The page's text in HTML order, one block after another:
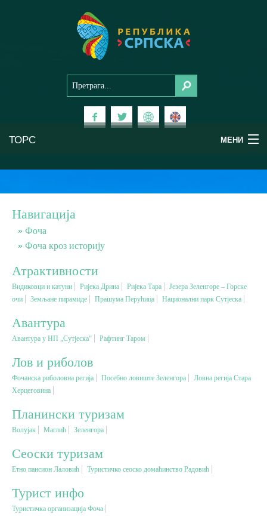
ТОРС МЕНИ
Планински туризам
Бањски туризам
Вјерски туризам
Авантура
Еко туризам
Гастрономија
Лов и риболов
Сеоски туризам
Навигација
Фоча
Фоча кроз историју
Атрактивности
Видиковци и катуни Ријека Дрина Ријека Тара
Језера Зеленгоре – Горске
очи
Земљане пирамиде Прашума Перућица Национални парк Сутјеска
Авантура
Авантура у НП „Сутјеска“ Рафтинг Таром
Лов и риболов
Фочанска риболовна регија Посебно ловиште Зеленгора
Ловна регија Стара
Херцеговина
Планински туризам
Волујак Mаглић Зеленгора
Сеоски туризам
Етно пансион Лаловић Туристичко сеоско домаћинство Радовић
Турист инфо
Туристичка организација Фоча